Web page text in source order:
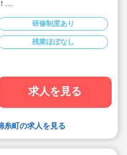
日8時間程度ご勤務できる方
など。時間帯は柔軟にご相談
に慣れている園になりますの
ントがあなたの派遣就業を安
任講師が年齢に応じて対応して
とで社会性や国際理解を深め
研修制度あり
残業ほぼなし
求人を見る
糸町の求人を見る